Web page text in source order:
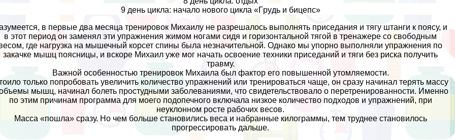
9 день цикла: начало нового цикла «Гpyдь и бицепс»
в первые два месяца тренировок Михаилу не разрешалось выполнять приседания и тягу штанги к поясу, и
в этот период он заменял эти упражнения жимом ногами сидя и горизонтальной тягой в тренажере со свободным
где нагрузка на мышечный корсет спины была незначительной. Однако мы упopно выполняли упражнения по
закачке мышц поясницы, и вскоре Михаил уже мог начать освоение техники приседаний и тяги без риска получить
травму.
Важной особенностью тренировок Михаила был фактор его повышенной утомляемости.
только попробовать увеличить количество упражнений или тренироваться чаще, он сразу начинал терять массу
мышц, начинал болеть простудными заболеваниями, что свидетельствовало о перетренированности. Именно
по этим причинам программа для моего подопечного включала низкое количество подходов и упражнений, при
неуклонном росте рабочих весов.
Масса «пошла» сразу. Но чем больше становились веса и набранные килограммы, тем труднее становилось
прогрессировать дальше.